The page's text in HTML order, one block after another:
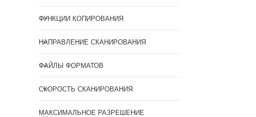
ФУНКЦИИ КОПИРОВАНИЯ
НАПРАВЛЕНИЕ СКАНИРОВАНИЯ
ФАЙЛЫ ФОРМАТОВ
СКОРОСТЬ СКАНИРОВАНИЯ
МАКСИМАЛЬНОЕ РАЗРЕШЕНИЕ